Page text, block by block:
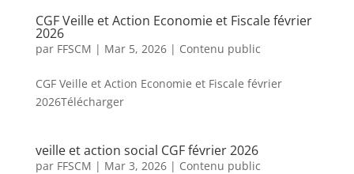
CGF Veille et Action Economie et Fiscale février
2026
par FFSCM | Mar 5, 2026| Contenu public
CGF Veille et Action Economie et Fiscale février
2026Télécharger
veille et action social CGF février 2026
par FFSCM | Mar 3, 2026| Contenu public